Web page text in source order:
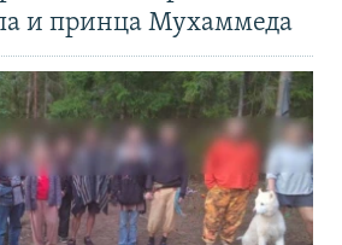
и принца Мухаммеда